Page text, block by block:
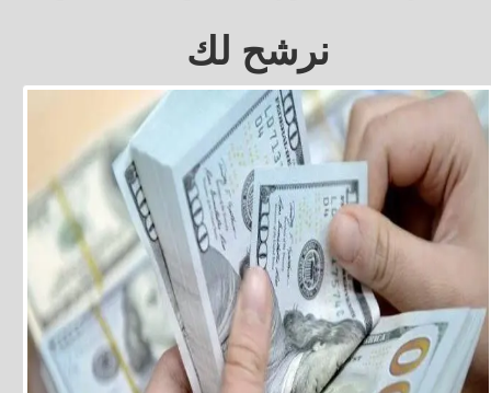
نرشح لك